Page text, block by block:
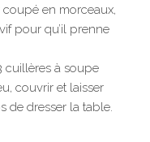
en morceaux,
pour qu’il prenne
cuillères à soupe
couvrir et laisser
de dresser la table.